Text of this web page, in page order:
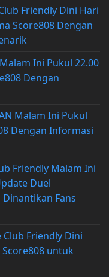
Friendly Dini Hari
Score808 Dengan
Ini Pukul 22.00
Dengan
Malam Ini Pukul
Dengan Informasi
Friendly Malam Ini
Duel
Fans
Friendly Dini
Score808 untuk